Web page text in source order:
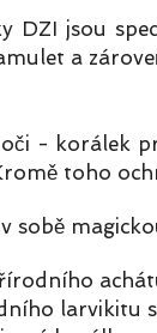
DZI jsou
a
oči - korálek
toho
sobě
larvikitu